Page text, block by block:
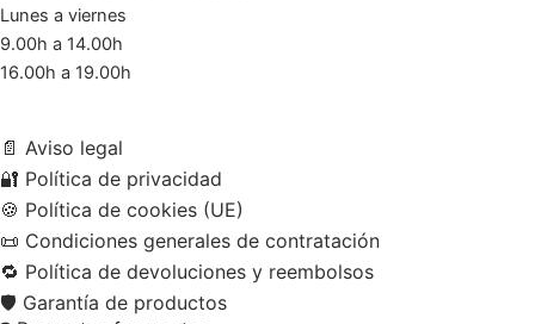
Lunes a viernes
9.00h a 14.00h
16.00h a 19.00h
📄 Aviso legal
🔐 Política de privacidad
🍪 Política de cookies (UE)
📜 Condiciones generales de contratación
🔁 Política de devoluciones y reembolsos
🛡️ Garantía de productos